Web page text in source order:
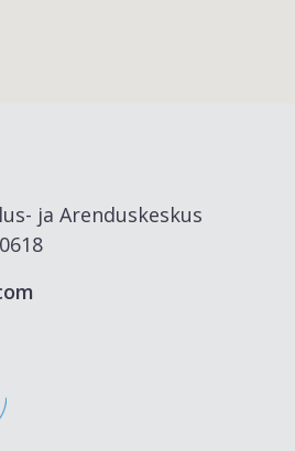
ja Arenduskeskus